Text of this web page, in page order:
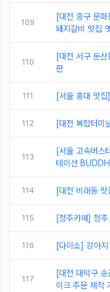
109
[대전 중구 문
돼지갈비 맛집
110
[대전 서구 둔
판
111 [서울 홍대 맛집
112 [대전 복합터미
113
[서울 고속버스
테이션
114 [대전 비래동 맛
115 [청주카페] 청
116 [다이소] 강아
117
[대전 대덕구
이크 주문 제작